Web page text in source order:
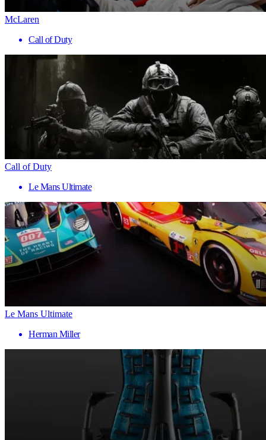
McLaren
Call of Duty
Call of Duty
Le Mans Ultimate
Le Mans Ultimate
Herman Miller